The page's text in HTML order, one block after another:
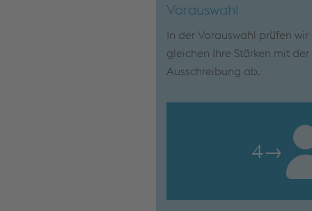
Vorauswahl
In der Vorauswahl prüfen
gleichen Ihre Stärken mit
Ausschreibung ab.
4→